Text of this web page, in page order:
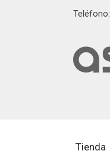
Teléfono:
Tienda